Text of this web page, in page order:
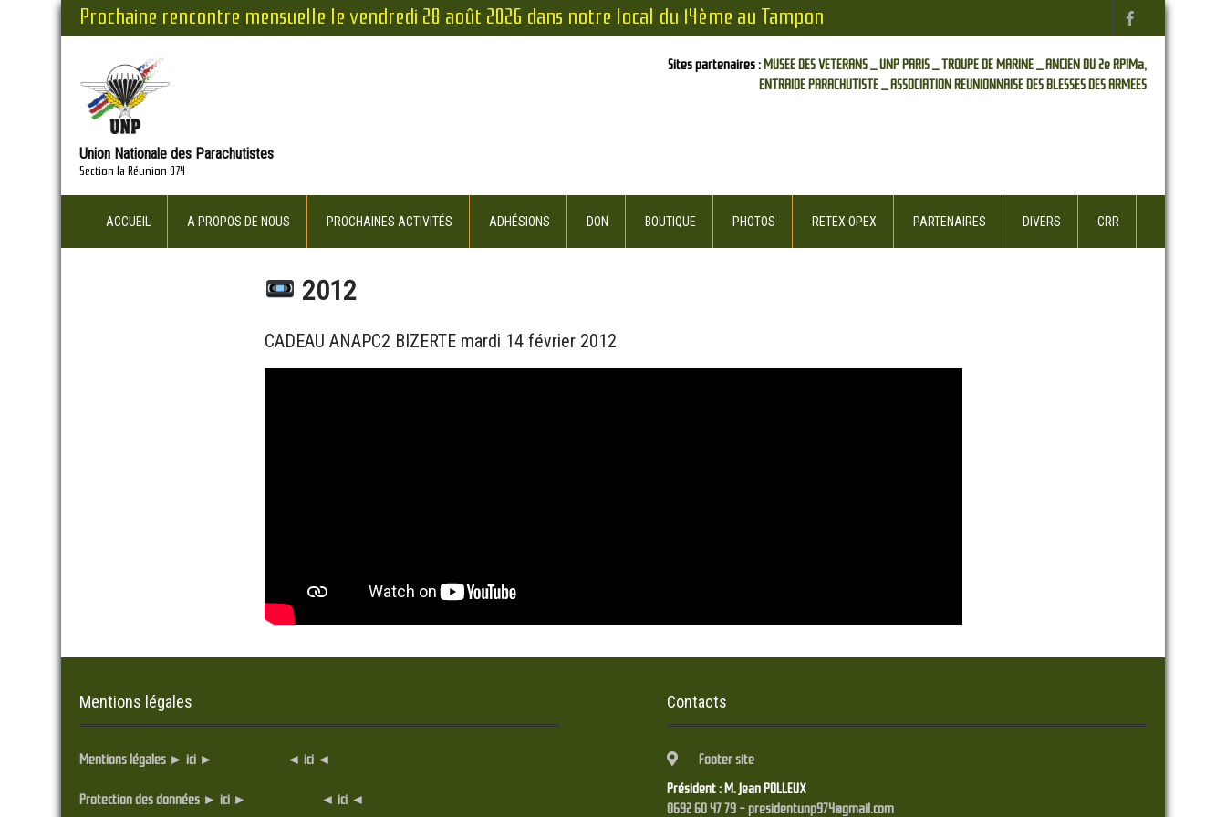
Prochaine rencontre mensuelle le vendredi 28 août 2026 dans notre local du 14ème au Tampon
Union Nationale des Parachutistes
Section la Réunion 974
Sites partenaires :MUSEE DES VETERANS _UNP PARIS _TROUPE DE MARINE _ANCIEN DU 2e RPIMa,
ENTRAIDE PARACHUTISTE _ASSOCIATION REUNIONNAISE DES BLESSES DES ARMEES
ACCUEIL A PROPOS DE NOUS PROCHAINES ACTIVITÉS ADHÉSIONS DON BOUTIQUE PHOTOS RETEX OPEX PARTENAIRES DIVERS CRR
2012
CADEAU ANAPC2 BIZERTE mardi ‎14 ‎février ‎2012
Mentions légales
Mentions légales ► ici ► ◄ ici ◄
Protection des données ► ici ► ◄ ici ◄
Contacts
Footer site
Président : M. Jean POLLEUX
0692 60 47 79 - presidentunp974@gmail.com